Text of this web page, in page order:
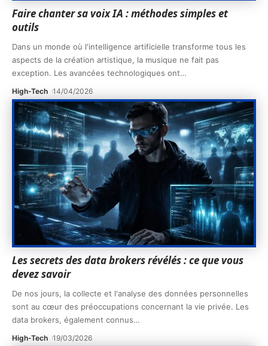
Faire chanter sa voix IA : méthodes simples et
outils
Dans un monde où l'intelligence artificielle transforme tous les
aspects de la création artistique, la musique ne fait pas
exception. Les avancées technologiques ont…
High-Tech 14/04/2026
Les secrets des data brokers révélés : ce que vous
devez savoir
De nos jours, la collecte et l'analyse des données personnelles
sont au cœur des préoccupations concernant la vie privée. Les
data brokers, également connus…
High-Tech 19/03/2026